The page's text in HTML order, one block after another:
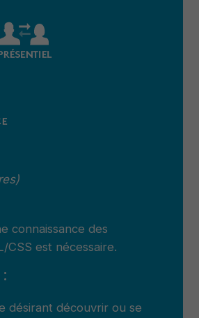
connaissance des
CSS est nécessaire.
désirant découvrir ou se